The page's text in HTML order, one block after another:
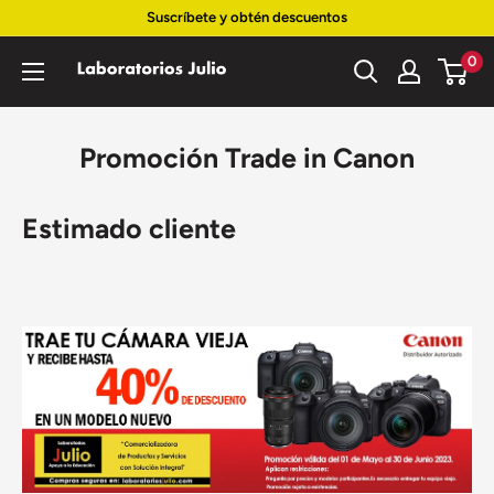
contenido
Suscríbete y obtén descuentos
Laboratorios
0
Promoción Trade in Canon
Estimado cliente